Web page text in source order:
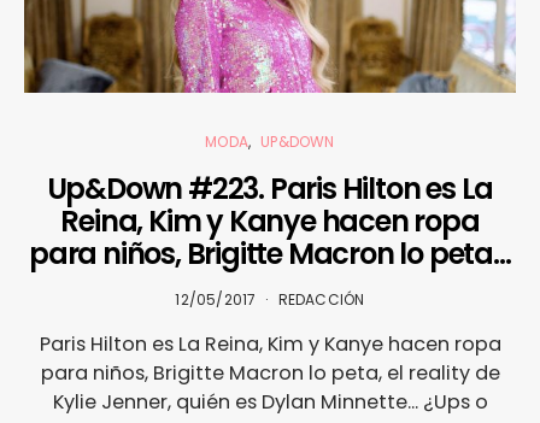
MODA UP&DOWN
Up&Down #223. Paris Hilton es La
Reina, Kim y Kanye hacen ropa
para niños, Brigitte Macron lo peta…
12/05/2017 REDACCIÓN
Paris Hilton es La Reina, Kim y Kanye hacen ropa
para niños, Brigitte Macron lo peta, el reality de
Kylie Jenner, quién es Dylan Minnette... ¿Ups o